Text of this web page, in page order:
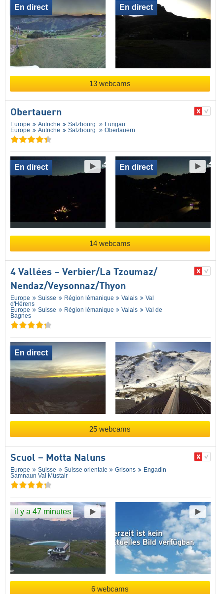
En direct En direct
13 webcams
Obertauern
Europe Autriche Salzbourg
Lungau
Europe
Autriche Salzbourg Obertauern
En direct En direct
14 webcams
4 Vallées – Verbier/​La Tzoumaz/​
Nendaz/​Veysonnaz/​Thyon
Europe Suisse Région lémanique Valais
Val
d'Hérens
Europe
Suisse Région lémanique Valais
Val de
Bagnes
En direct
25 webcams
Scuol – Motta Naluns
Europe Suisse Suisse orientale Grisons
Engadin
Samnaun Val Müstair
il y a 47 minutes
6 webcams